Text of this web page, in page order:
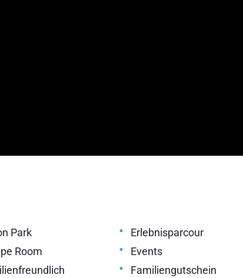
Park • Erlebnisparcour
Room • Events
• Familiengutschein